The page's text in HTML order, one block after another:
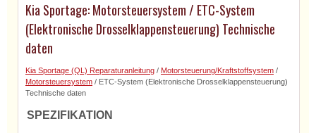
Kia Sportage: Motorsteuersystem / ETC-System
(Elektronische Drosselklappensteuerung) Technische
daten
Kia Sportage (QL) Reparaturanleitung / Motorsteuerung/Kraftstoffsystem /
Motorsteuersystem / ETC-System (Elektronische Drosselklappensteuerung)
Technische daten
SPEZIFIKATION